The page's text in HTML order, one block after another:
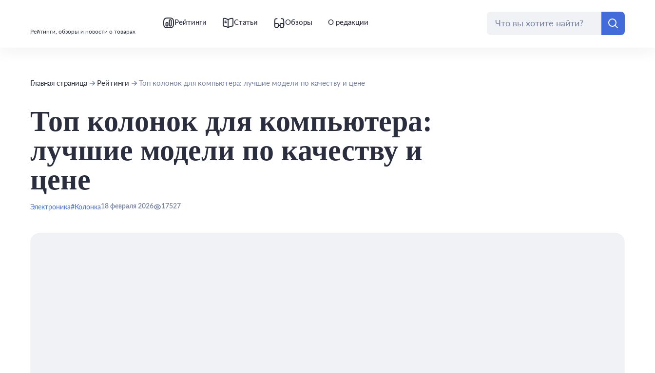
Рейтинги, обзоры и новости о товарах
Рейтинги Статьи Обзоры О редакции
Главная страница Рейтинги Топ колонок для компьютера: лучшие модели по качеству и цене
Топ колонок для компьютера:
лучшие модели по качеству и
цене
Электроника#Колонка18 февраля 2026 17527